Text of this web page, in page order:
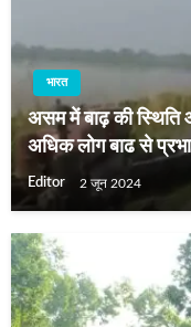
भारत
असम में बाढ़ की
अधिक लोग बाढ से
Editor 2 जून 2024